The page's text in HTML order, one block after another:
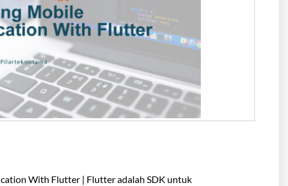
With Flutter | Flutter adalah SDK untuk